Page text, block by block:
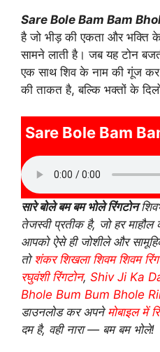
Sare Bole Bam Bam
है जो भीड़ की एकता और भक्ति
सामने लाती है। जब यह टोन
एक साथ शिव के नाम की गूंज कर
की ताकत है, बल्कि भक्तों के
Sare Bole Bam
सारे बोले बम बम भोले रिंगटोन
तेजस्वी प्रतीक है, जो हर
आपको ऐसे ही जोशीले और
तो शंकर शिखला शिवम शिवम
रघुवंशी रिंगटोन, Shiv Ji Ka
Bhole Bum Bum Bhole
डाउनलोड कर अपनेमोबाइल में
दम है, वही नारा — बम बम भोले!